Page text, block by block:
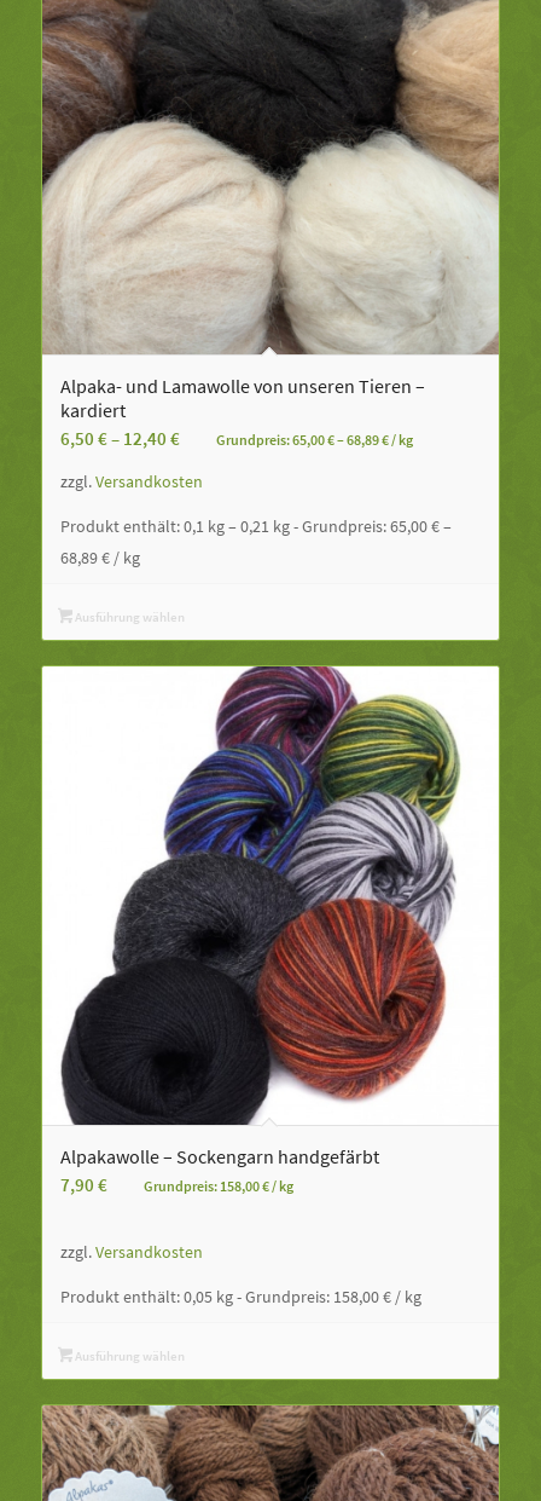
Alpaka- und Lamawolle von unseren Tieren –
kardiert
6,50 €– 12,40 € Grundpreis:65,00€–68,89€/kg
zzgl.Versandkosten
Produkt enthält: 0,1 kg– 0,21 kg- Grundpreis:65,00€–
68,89€/ kg
Ausführung wählen
Alpakawolle – Sockengarn handgefärbt
7,90 € Grundpreis: 158,00€/kg
zzgl.Versandkosten
Produkt enthält: 0,05 kg- Grundpreis: 158,00€/ kg
Ausführung wählen